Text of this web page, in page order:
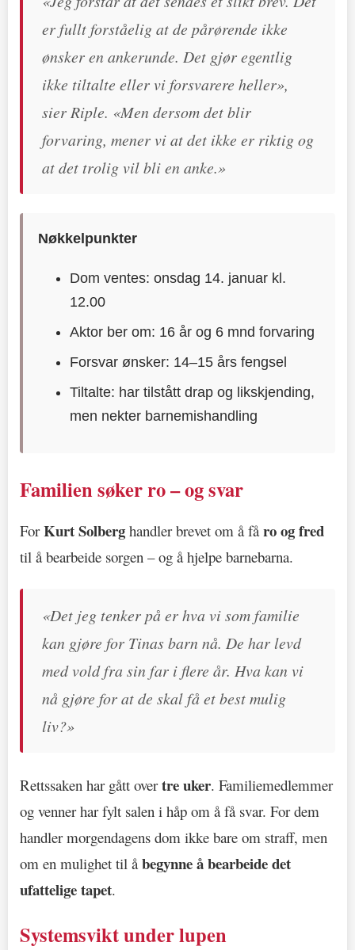
er fullt forståelig at de pårørende ikke
ønsker en ankerunde. Det gjør egentlig
ikke tiltalte eller vi forsvarere heller»,
sier Riple. «Men dersom det blir
forvaring, mener vi at det ikke er riktig og
at det trolig vil bli en anke.»
Nøkkelpunkter
Dom ventes: onsdag 14. januar kl.
12.00
Aktor ber om: 16 år og 6 mnd forvaring
Forsvar ønsker: 14–15 års fengsel
Tiltalte: har tilstått drap og likskjending,
men nekter barnemishandling
Familien søker ro – og svar
ForKurt Solberg handler brevet om å fåro og fred
til å bearbeide sorgen – og å hjelpe barnebarna.
«Det jeg tenker på er hva vi som familie
kan gjøre for Tinas barn nå. De har levd
med vold fra sin far i flere år. Hva kan vi
nå gjøre for at de skal få et best mulig
liv?»
Rettssaken har gått overtre uker. Familiemedlemmer
og venner har fylt salen i håp om å få svar. For dem
handler morgendagens dom ikke bare om straff, men
om en mulighet til åbegynne å bearbeide det
ufattelige tapet.
Systemsvikt under lupen